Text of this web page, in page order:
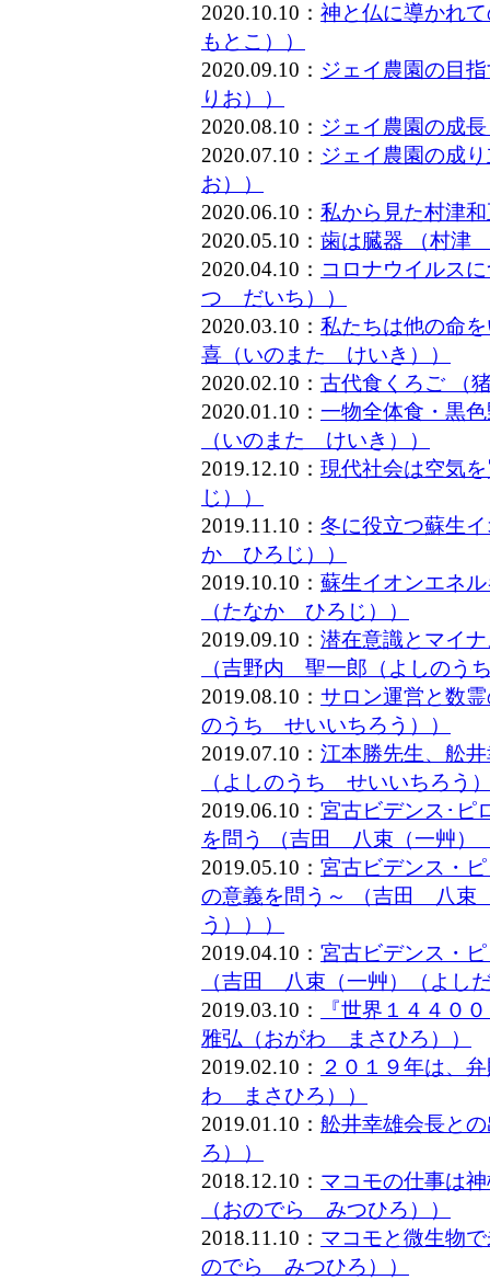
2020.10.10： 神と仏に導かれ
もとこ））
2020.09.10： ジェイ農園の目
りお））
2020.08.10： ジェイ農園の成
2020.07.10： ジェイ農園の成
お））
2020.06.10： 私から見た村津
2020.05.10： 歯は臓器 （村
2020.04.10： コロナウイルス
つ だいち））
2020.03.10： 私たちは他の命
喜（いのまた けいき））
2020.02.10： 古代食くろご （
2020.01.10： 一物全体食・黒
（いのまた けいき））
2019.12.10： 現代社会は空気
じ））
2019.11.10： 冬に役立つ蘇生
か ひろじ））
2019.10.10： 蘇生イオンエネ
（たなか ひろじ））
2019.09.10： 潜在意識とマイ
（吉野内 聖一郎（よしのう
2019.08.10： サロン運営と数
のうち せいいちろう））
2019.07.10： 江本勝先生、舩
（よしのうち せいいちろう
2019.06.10： 宮古ビデンス･ピ
を問う （吉田 八束（一艸）
2019.05.10： 宮古ビデンス・
の意義を問う～ （吉田 八束
う）））
2019.04.10： 宮古ビデンス・
（吉田 八束（一艸）（よし
2019.03.10：
『世界１４４０
雅弘（おがわ まさひろ））
2019.02.10：
２０１９年は、
わ まさひろ））
2019.01.10： 舩井幸雄会長と
ろ））
2018.12.10： マコモの仕事は
（おのでら みつひろ））
2018.11.10： マコモと微生物
のでら みつひろ））